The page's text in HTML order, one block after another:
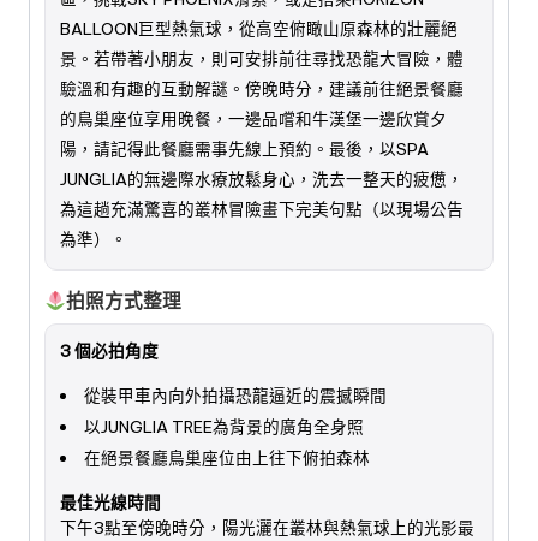
BALLOON巨型熱氣球，從高空俯瞰山原森林的壯麗絕
景。若帶著小朋友，則可安排前往尋找恐龍大冒險，體
驗溫和有趣的互動解謎。傍晚時分，建議前往絕景餐廳
的鳥巢座位享用晚餐，一邊品嚐和牛漢堡一邊欣賞夕
陽，請記得此餐廳需事先線上預約。最後，以SPA
JUNGLIA的無邊際水療放鬆身心，洗去一整天的疲憊，
為這趟充滿驚喜的叢林冒險畫下完美句點（以現場公告
為準）。
拍照方式整理
3 個必拍角度
從裝甲車內向外拍攝恐龍逼近的震撼瞬間
以JUNGLIA TREE為背景的廣角全身照
在絕景餐廳鳥巢座位由上往下俯拍森林
最佳光線時間
下午3點至傍晚時分，陽光灑在叢林與熱氣球上的光影最